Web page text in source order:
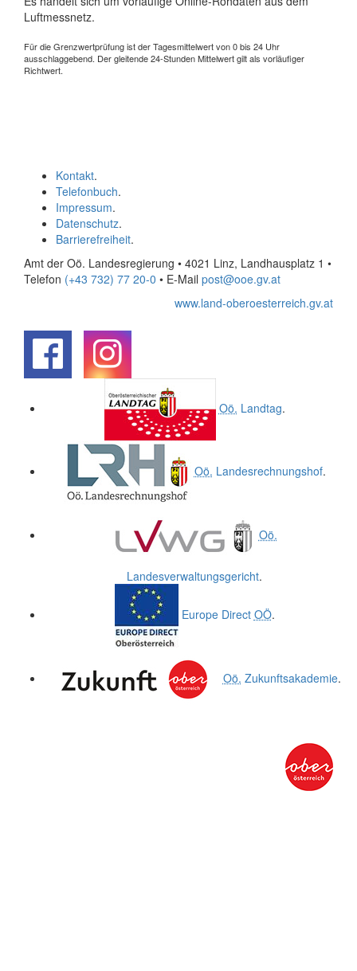
Luftmessnetz.
Für die Grenzwertprüfung ist der Tagesmittelwert von 0 bis 24 Uhr
ausschlaggebend. Der gleitende 24-Stunden Mittelwert gilt als vorläufiger
Richtwert.
Kontakt.
Telefonbuch.
Impressum.
Datenschutz.
Barrierefreiheit.
Amt der Oö. Landesregierung • 4021 Linz, Landhausplatz 1 •
Telefon (+43 732) 77 20-0 • E-Mail post@ooe.gv.at
www.land-oberoesterreich.gv.at
Oö. Landtag.
Oö. Landesrechnungshof.
Oö.
Landesverwaltungsgericht.
Europe Direct OÖ.
Oö. Zukunftsakademie.